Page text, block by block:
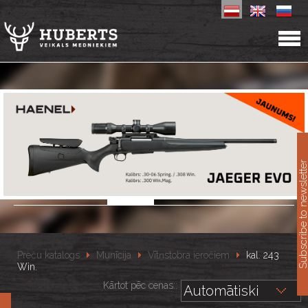
Preču katalogs Munīcija Vītņstobra ieročiem
kal. 243
Win.
Kārtot pēc cenas::
Subscribe